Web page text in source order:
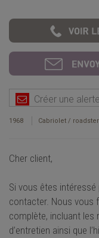
Créer une alerte
1968 Cabriolet / roadster
Cher client,
Si vous êtes
contacter. Nous vous
complète, incluant les
d’entretien ainsi que